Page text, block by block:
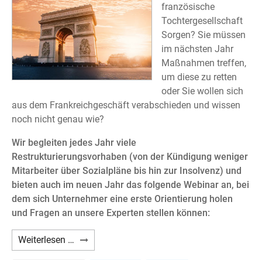
französische
Tochtergesellschaft
Sorgen? Sie müssen
im nächsten Jahr
Maßnahmen treffen,
um diese zu retten
oder Sie wollen sich
aus dem Frankreichgeschäft verabschieden und wissen
noch nicht genau wie?
Wir begleiten jedes Jahr viele
Restrukturierungsvorhaben (von der Kündigung weniger
Mitarbeiter über Sozialpläne bis hin zur Insolvenz) und
bieten auch im neuen Jahr das folgende Webinar an, bei
dem sich Unternehmer eine erste Orientierung holen
und Fragen an unsere Experten stellen können:
Weiterlesen … Webinar:
Die